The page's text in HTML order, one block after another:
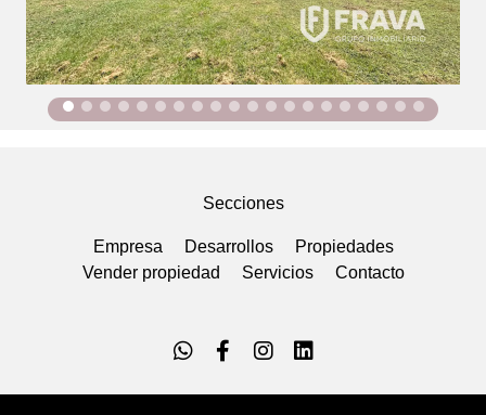
Secciones
Empresa Desarrollos
Propiedades
Vender propiedad
Servicios Contacto